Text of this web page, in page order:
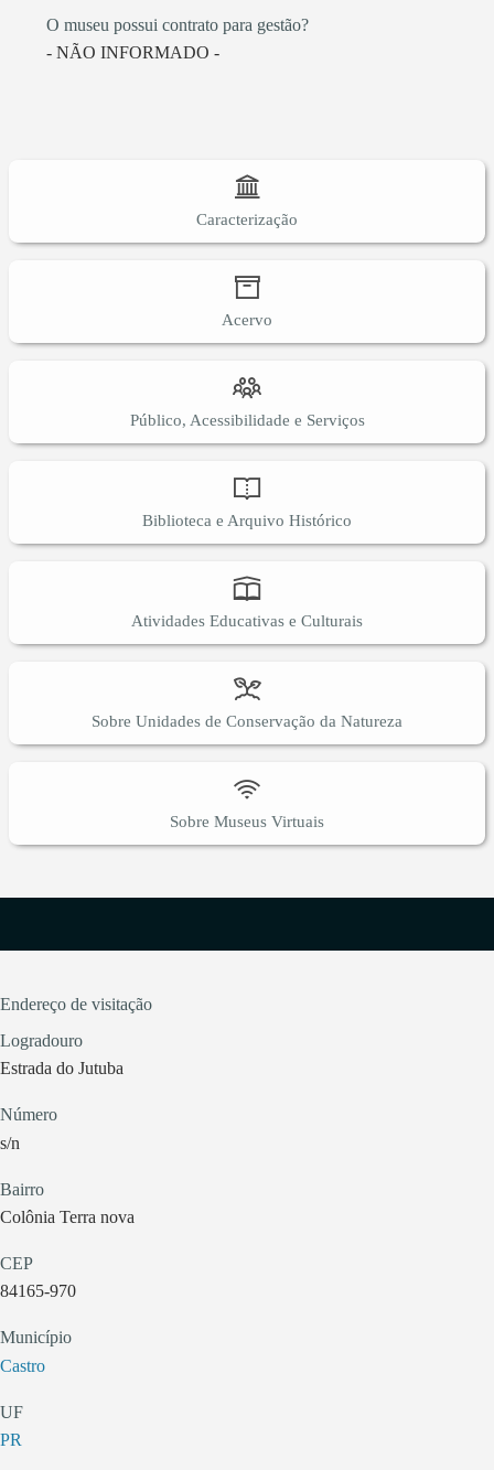
O museu possui contrato para gestão?
- NÃO INFORMADO -
Caracterização
Acervo
Público, Acessibilidade e Serviços
Biblioteca e Arquivo Histórico
Atividades Educativas e Culturais
Sobre Unidades de Conservação da Natureza
Sobre Museus Virtuais
Endereço de visitação
Logradouro
Estrada do Jutuba
Número
s/n
Bairro
Colônia Terra nova
CEP
84165-970
Município
Castro
UF
PR